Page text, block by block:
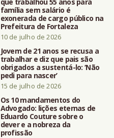
família sem salário é
exonerada de cargo público na
Prefeitura de Fortaleza
10 de julho de 2026
Jovem de 21 anos se recusa a
trabalhar e diz que pais são
obrigados a sustentá-lo: ‘Não
pedi para nascer’
15 de julho de 2026
Os 10 mandamentos do
Advogado: lições eternas de
Eduardo Couture sobre o
dever e a nobreza da
profissão